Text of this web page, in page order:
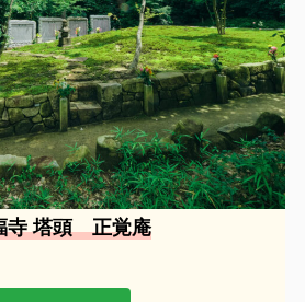
寺 塔頭 正覚庵